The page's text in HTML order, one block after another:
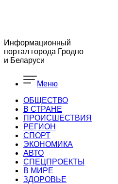
Информационный
портал города Гродно
и Беларуси
Меню
ОБЩЕСТВО
В СТРАНЕ
ПРОИСШЕСТВИЯ
РЕГИОН
CПОРТ
ЭКОНОМИКА
АВТО
СПЕЦПРОЕКТЫ
В МИРЕ
ЗДОРОВЬЕ